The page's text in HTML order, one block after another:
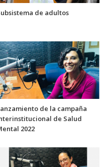
de adultos
de la campaña
de Salud
2022